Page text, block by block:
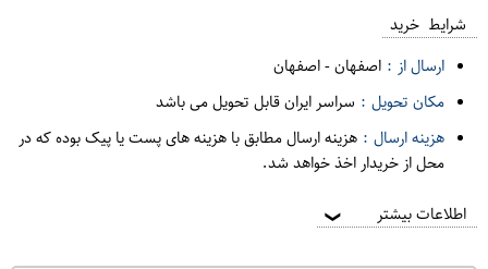
شرایط خرید
ارسال از : اصفهان-اصفهان
مکان تحویل : سراسر ایران قابل تحویل می باشد
هزینه ارسال : هزینه ارسال مطابق با هزینه های پست یا پیک بوده که در
محل از خریدار اخذ خواهد شد.
اطلاعات بیشتر ❯